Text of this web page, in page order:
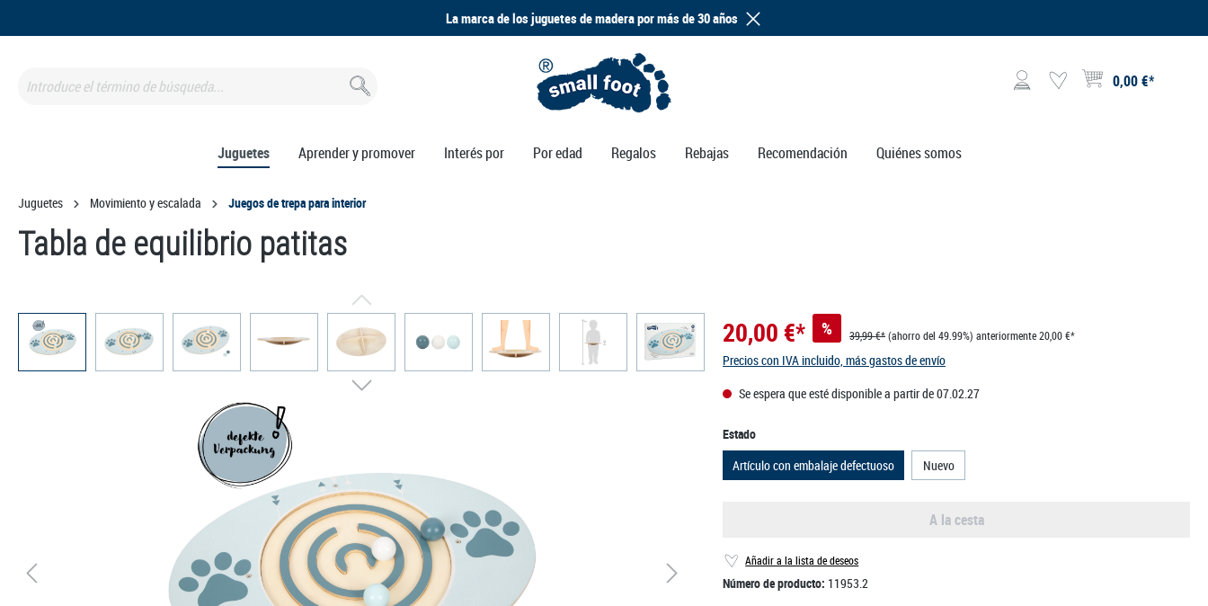
La marca de los juguetes de madera por más de 30 años
0,00 €*
El carrito de compras
Juguetes Aprender y promover Interés por Por edad Regalos Rebajas Recomendación Quiénes somos
Juguetes Movimiento y escalada Juegos de trepa para interior
Tabla de equilibrio patitas
Omitir galería de imágenes 20,00 €* % 39,99 €*(ahorro del 49.99%) anteriormente 20,00 €*
Precios con IVA incluido, más gastos de envío
Se espera que esté disponible a partir de 07.02.27
Seleccione
Estado
Artículo con embalaje defectuoso
Nuevo
A la cesta
Añadir a la lista de deseos
Número de producto: 11953.2